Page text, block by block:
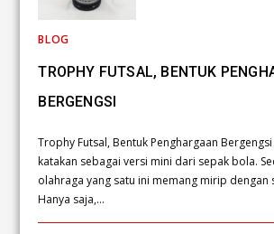
BLOG
TROPHY FUTSAL, BENTUK
BERGENGSI
Trophy Futsal, Bentuk Penghargaan
katakan sebagai versi mini dari sepak bola.
olahraga yang satu ini memang mirip dengan
Hanya saja,…